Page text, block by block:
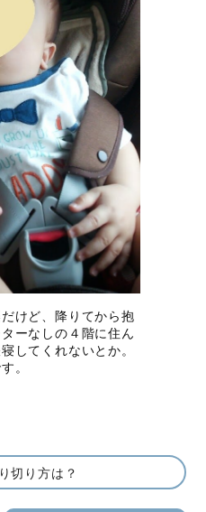
けど、降りてから抱
ーなしの４階に住ん
してくれないとか。
。
切り方は？